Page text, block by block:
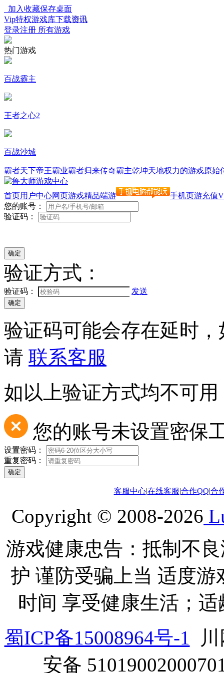
加入收藏保存桌面
Vip特权游戏库下载资讯
登录注册 所有游戏
热门游戏
百战霸主
王者之心2
百战沙城
霸者天下帝王霸业霸者归来传奇霸主乾坤天地权力的游戏原始
首页用户中心网页游戏精品端游 手机页游充值
您的账号：
验证码：
验证方式：
验证码： 发送
验证码可能会存在延时
请 联系客服
如以上验证方式均不可
您的账号未设置密保
设置密码：
重复密码：
客服中心|在线客服|合作QQ|合
Copyright © 2008-2026
游戏健康忠告：抵制不
护 谨防受骗上当 适度
时间 享受健康生活；
蜀ICP备15008964号-1
安备